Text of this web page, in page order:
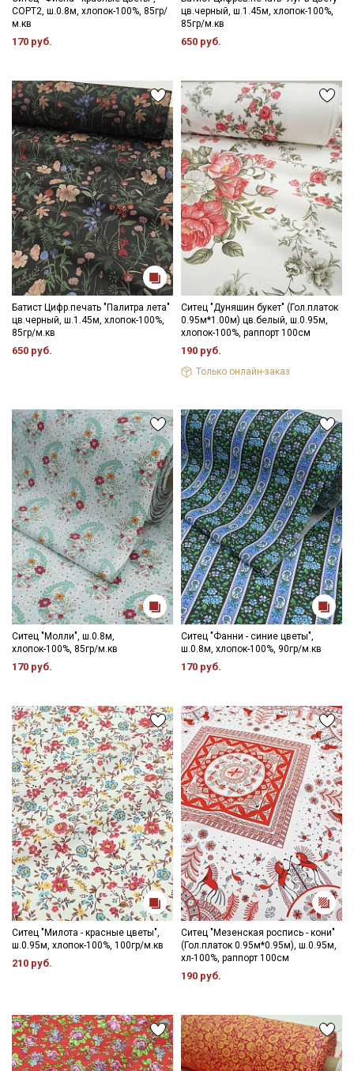
СОРТ2, ш.0.8м, хлопок-100%, 85гр/
м.кв
170 руб.
цв.черный, ш.1.45м, хлопок-100%,
85гр/м.кв
650 руб.
Батист Цифр.печать "Палитра лета"
цв.черный, ш.1.45м, хлопок-100%,
85гр/м.кв
650 руб.
Ситец "Дуняшин букет" (Гол.платок
0.95м*1.00м) цв.белый, ш.0.95м,
хлопок-100%, раппорт 100см
190 руб.
Только онлайн-заказ
Ситец "Молли", ш.0.8м,
хлопок-100%, 85гр/м.кв
170 руб.
Ситец "Фанни - синие цветы",
ш.0.8м, хлопок-100%, 90гр/м.кв
170 руб.
Ситец "Милота - красные цветы",
ш.0.95м, хлопок-100%, 100гр/м.кв
210 руб.
Ситец "Мезенская роспись - кони"
(Гол.платок 0.95м*0.95м), ш.0.95м,
хл-100%, раппорт 100см
190 руб.
категории тканей
Электронная почта
Подписаться
Ознакомлен(а) сПолитикой обработки персональных
данныхи даюСогласие на обработку персональных
данных
ДаюСогласие на получение рекламных и
информационных рассылок